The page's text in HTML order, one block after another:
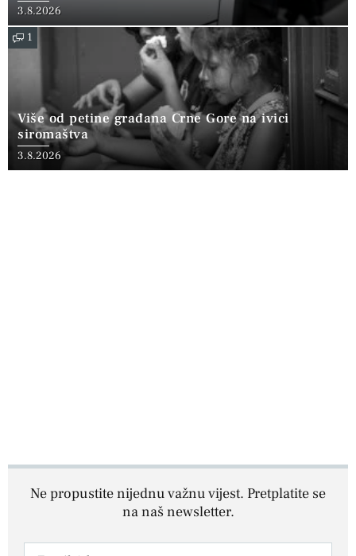
3.8.2026
1
Više od petine građana Crne Gore na ivici
siromaštva
3.8.2026
Ne propustite nijednu važnu vijest. Pretplatite se
na naš newsletter.